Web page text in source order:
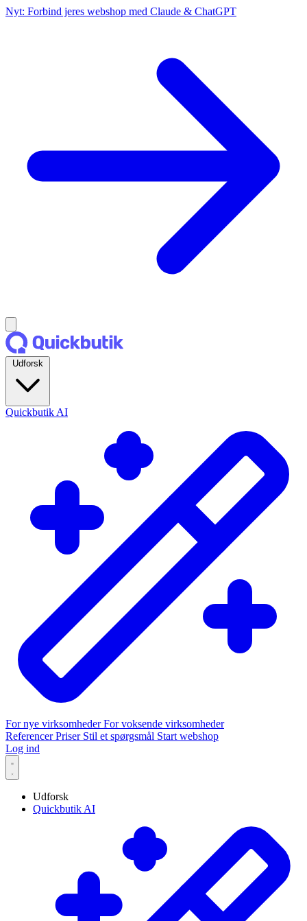
Nyt: Forbind jeres webshop med Claude & ChatGPT
Quickbutik AI
For nye virksomhederFor voksende virksomheder
ReferencerPriser Stil et spørgsmål Start webshop
Log ind
Udforsk
Quickbutik AI